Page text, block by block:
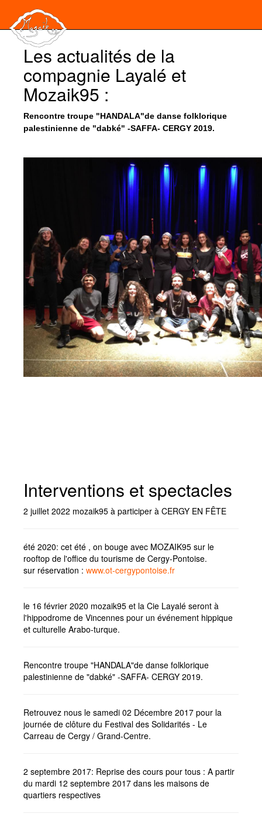
Les actualités de la
compagnie Layalé et
Mozaik95 :
Rencontre troupe "HANDALA"de danse folklorique
palestinienne de "dabké" -SAFFA- CERGY 2019.
Interventions et spectacles
2 juillet 2022 mozaik95 à participer à CERGY EN FÊTE
été 2020: cet été , on bouge avec MOZAIK95 sur le
rooftop de l'office du tourisme de Cergy-Pontoise.
sur réservation : www.ot-cergypontoise.fr
le 16 février 2020 mozaik95 et la Cie Layalé seront à
l'hippodrome de Vincennes pour un événement hippique
et culturelle Arabo-turque.
Rencontre troupe "HANDALA"de danse folklorique
palestinienne de "dabké" -SAFFA- CERGY 2019.
Retrouvez nous le samedi 02 Décembre 2017 pour la
journée de clôture du Festival des Solidarités - Le
Carreau de Cergy / Grand-Centre.
2 septembre 2017: Reprise des cours pour tous : A partir
du mardi 12 septembre 2017 dans les maisons de
quartiers respectives